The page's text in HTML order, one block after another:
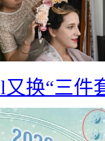
又换“三